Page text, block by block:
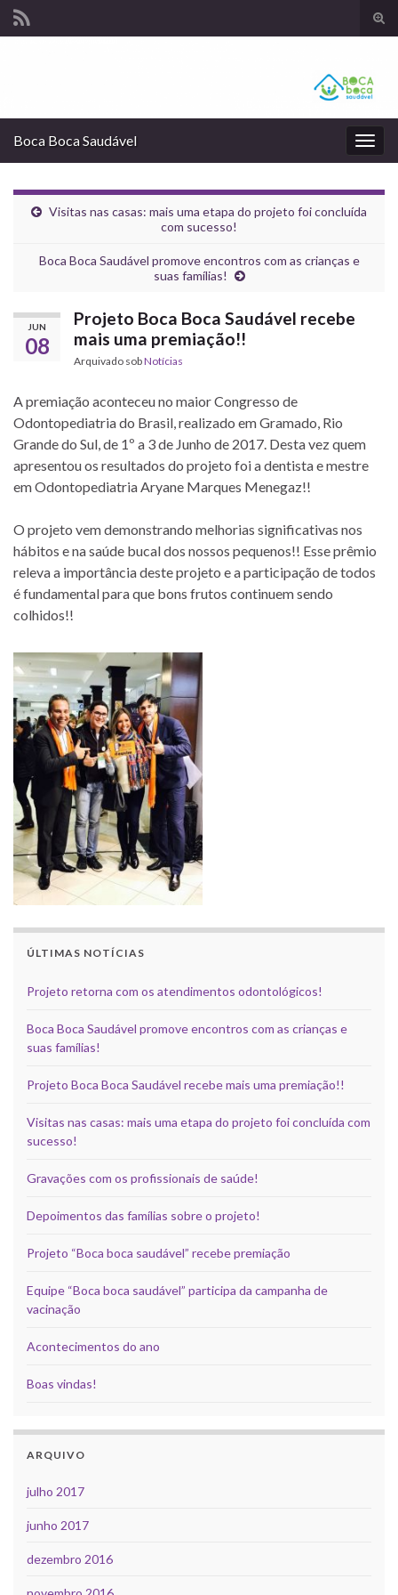
Boca Boca Saudável
Visitas nas casas: mais uma etapa do projeto foi concluída
com sucesso!
Boca Boca Saudável promove encontros com as crianças e
suas famílias!
JUN
08
Projeto Boca Boca Saudável recebe
mais uma premiação!!
Arquivado sobNotícias
A premiação aconteceu no maior Congresso de
Odontopediatria do Brasil, realizado em Gramado, Rio
Grande do Sul, de 1º a 3 de Junho de 2017. Desta vez quem
apresentou os resultados do projeto foi a dentista e mestre
em Odontopediatria Aryane Marques Menegaz!!
O projeto vem demonstrando melhorias significativas nos
hábitos e na saúde bucal dos nossos pequenos!! Esse prêmio
releva a importância deste projeto e a participação de todos
é fundamental para que bons frutos continuem sendo
colhidos!!
ÚLTIMAS NOTÍCIAS
Projeto retorna com os atendimentos odontológicos!
Boca Boca Saudável promove encontros com as crianças e
suas famílias!
Projeto Boca Boca Saudável recebe mais uma premiação!!
Visitas nas casas: mais uma etapa do projeto foi concluída com
sucesso!
Gravações com os profissionais de saúde!
Depoimentos das famílias sobre o projeto!
Projeto “Boca boca saudável” recebe premiação
Equipe “Boca boca saudável” participa da campanha de
vacinação
Acontecimentos do ano
Boas vindas!
ARQUIVO
julho 2017
junho 2017
dezembro 2016